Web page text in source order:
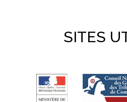
SITES